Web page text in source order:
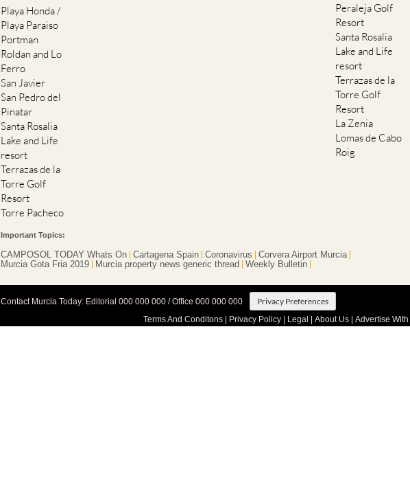
Playa Honda /
Playa Paraiso
Portman
Roldan and Lo
Ferro
San Javier
San Pedro del
Pinatar
Santa Rosalia
Lake and Life
resort
Terrazas de la
Torre Golf
Resort
Torre Pacheco
Peraleja Golf
Resort
Santa Rosalia
Lake and Life
resort
Terrazas de la
Torre Golf
Resort
La Zenia
Lomas de Cabo
Roig
Important Topics:
CAMPOSOL TODAY Whats On Cartagena Spain Coronavirus
Corvera Airport Murcia
Murcia Gota Fria 2019
Murcia property news generic thread Weekly Bulletin
Contact Murcia Today: Editorial 000 000 000 / Office 000 000 000 Privacy Preferences
Terms And Conditons| Privacy Policy| Legal About Us| Advertise